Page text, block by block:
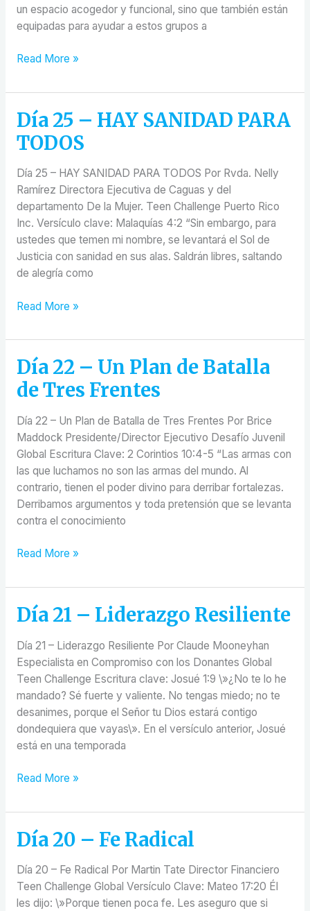
un espacio acogedor y funcional, sino que también están
equipadas para ayudar a estos grupos a
Read More »
Día 25 – HAY SANIDAD PARA
TODOS
Día 25 – HAY SANIDAD PARA TODOS Por Rvda. Nelly
Ramírez Directora Ejecutiva de Caguas y del
departamento De la Mujer. Teen Challenge Puerto Rico
Inc. Versículo clave: Malaquías 4:2 “Sin embargo, para
ustedes que temen mi nombre, se levantará el Sol de
Justicia con sanidad en sus alas. Saldrán libres, saltando
de alegría como
Día
25
–
HAY
SANIDAD
PARA
TODOS
Read More »
Día 22 – Un Plan de Batalla
de Tres Frentes
Día 22 – Un Plan de Batalla de Tres Frentes Por Brice
Maddock Presidente/Director Ejecutivo Desafío Juvenil
Global Escritura Clave: 2 Corintios 10:4-5 “Las armas con
las que luchamos no son las armas del mundo. Al
contrario, tienen el poder divino para derribar fortalezas.
Derribamos argumentos y toda pretensión que se levanta
contra el conocimiento
Día
22
–
Un
Plan
de
Batalla
Tres
Read More »
Día 21 – Liderazgo Resiliente
Día 21 – Liderazgo Resiliente Por Claude Mooneyhan
Especialista en Compromiso con los Donantes Global
Teen Challenge Escritura clave: Josué 1:9 \»¿No te lo he
mandado? Sé fuerte y valiente. No tengas miedo; no te
desanimes, porque el Señor tu Dios estará contigo
dondequiera que vayas\». En el versículo anterior, Josué
está en una temporada
Día
–
Liderazgo
Resiliente
Read More »
Día 20 – Fe Radical
Día 20 – Fe Radical Por Martin Tate Director Financiero
Teen Challenge Global Versículo Clave: Mateo 17:20 Él
les dijo: \»Porque tienen poca fe. Les aseguro que si
Día
–
Fe
Radical